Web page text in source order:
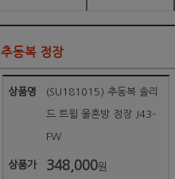
추동복 정장
상품명 (SU181015) 추동복 솔리
드 트윌 울혼방 정장 J43-
FW
상품가 348,000원